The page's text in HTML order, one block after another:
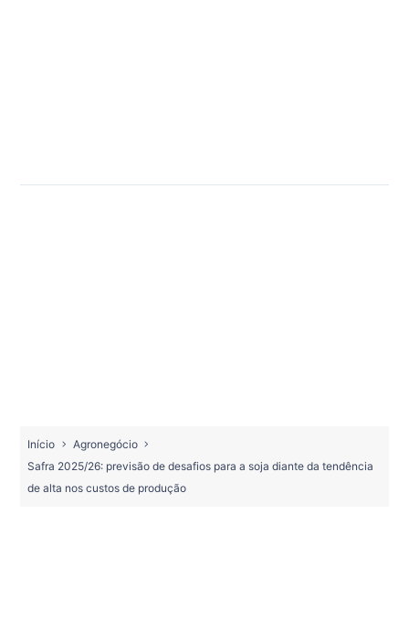
Início
Agronegócio
Safra 2025/26: previsão de desafios para a soja diante da tendência
de alta nos custos de produção